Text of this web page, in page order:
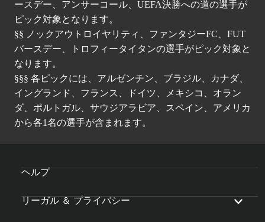
ースデー、アンサーコール、UEFA決勝への道の選手が
ピック対象となります。
§§ ノックアウトロイヤリティ、ファンタジーFC、FUT
バースデー、トロフィータイタンの選手がピック対象と
なります。
§§§ 各ピックには、アルゼンチン、ブラジル、カナダ、
イングランド、フランス、ドイツ、メキシコ、オラン
ダ、ポルトガル、サウジアラビア、スペイン、アメリカ
から各1名の選手が含まれます。
ヘルプ
リーガル ＆ プライバシー